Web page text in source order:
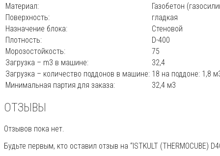
Материал:
Газобетон
Поверхность:
гладкая
Назначение блока:
Стеновой
Плотность:
D-400
Морозостойкость:
75
Загрузка – m3 в машине:
32,4
Загрузка – количество поддонов в машине: 18 на поддоне: 1,8
Минимальная партия для заказа:
32,4 м3
ОТЗЫВЫ
Отзывов пока нет.
Будьте первым, кто оставил отзыв на “ISTKULT (THERMOCUBE)